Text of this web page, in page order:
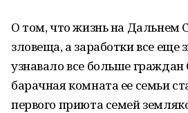
О том, что жизнь на Дальнем
зловеща, а заработки все еще
узнавало все больше граждан
барачная комната ее семьи
первого приюта семей